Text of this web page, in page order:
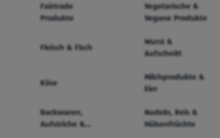
Fairtrade
Produkte
Vegetarische &
Vegane Produkte
Fleisch & Fisch
Wurst &
Aufschnitt
Käse
Milchprodukte &
Eier
Backwaren,
Aufstriche &
Nudeln, Reis &
Hülsenfrüchte